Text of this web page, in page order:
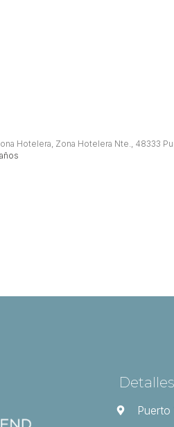
Hotelera, Zona Hotelera Nte., 48333